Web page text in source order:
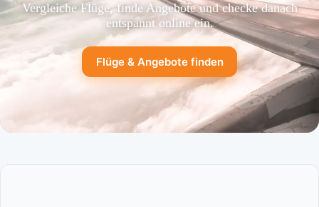
Vergleiche Flüge, finde Angebote und checke danach
entspannt online ein.
Flüge & Angebote finden